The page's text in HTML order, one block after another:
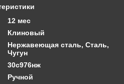
12 мес
Клиновый
Нержавеющая сталь, Сталь,
Чугун
30с976нж
Ручной